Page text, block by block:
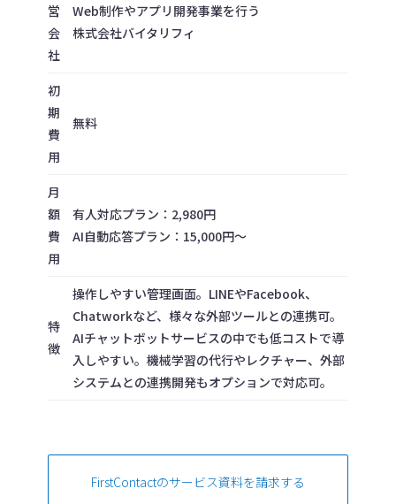
営
会
社
Web制作やアプリ開発事業を行う
株式会社バイタリフィ
初
期
費
用
無料
月
額
費
用
有人対応プラン：2,980円
AI自動応答プラン：15,000円～
特
徴
操作しやすい管理画面。LINEやFacebook、
Chatworkなど、様々な外部ツールとの連携可。
AIチャットボットサービスの中でも低コストで導
入しやすい。機械学習の代行やレクチャー、外部
システムとの連携開発もオプションで対応可。
FirstContactのサービス資料を請求する